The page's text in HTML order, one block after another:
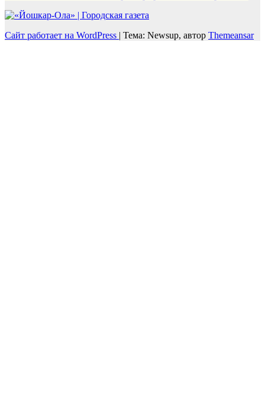
Сайт работает на WordPress | Тема: Newsup, автор Themeansar